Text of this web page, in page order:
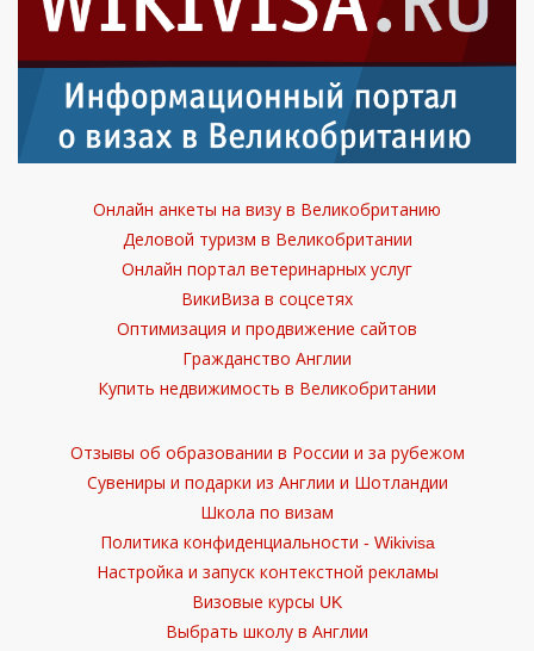
Онлайн анкеты на визу в Великобританию
Деловой туризм в Великобритании
Онлайн портал ветеринарных услуг
ВикиВиза в соцсетях
Оптимизация и продвижение сайтов
Гражданство Англии
Купить недвижимость в Великобритании
Отзывы об образовании в России и за рубежом
Сувениры и подарки из Англии и Шотландии
Школа по визам
Политика конфиденциальности - Wikivisa
Настройка и запуск контекстной рекламы
Визовые курсы UK
Выбрать школу в Англии